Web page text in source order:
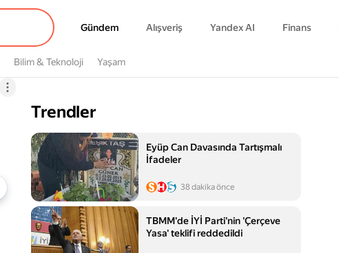
Gündem
Gündem Alışveriş Yandex AI Finans
Bilim & Teknoloji Yaşam
Trendler
Eyüp Can Davasında Tartışmalı
İfadeler
38 dakika önce
TBMM'de İYİ Parti'nin 'Çerçeve
Yasa' teklifi reddedildi